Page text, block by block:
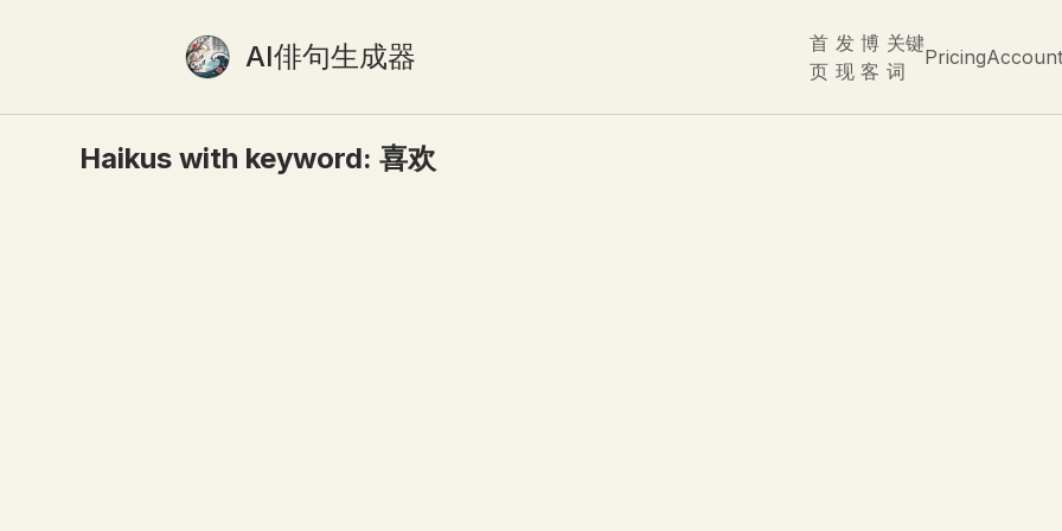
AI俳句生成器
首
页
发
现
博
客
关键
词
PricingAccount
Haikus with keyword:喜欢